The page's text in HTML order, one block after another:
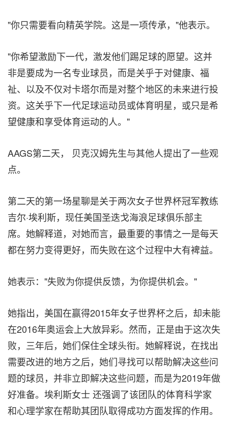
"你只需要看向精英学院。这是一项传承，"他表示。
"你希望激励下一代，激发他们踢足球的愿望。这并
非是要成为一名专业球员，而是关乎于对健康、福
祉、以及不仅对卡塔尔而是对整个地区的未来进行投
资。这关乎下一代足球运动员或体育明星，或只是希
望健康和享受体育运动的人。"
AAGS第二天， 贝克汉姆先生与其他人提出了一些观
点。
第二天的第一场星聊是关于两次女子世界杯冠军教练
吉尔·埃利斯，现任美国圣迭戈海浪足球俱乐部主
席。她解释道，对她而言，最重要的事情之一是每天
都在努力变得更好，而失败在这个过程中大有裨益。
她表示："失败为你提供反馈，为你提供机会。"
她指出，美国在赢得2015年女子世界杯之后，却未能
在2016年奥运会上大放异彩。然而，正是由于这次失
败，三年后，她们保住全球头衔。她解释说，在找出
需要改进的地方之后，她们寻找可以帮助解决这些问
题的球员，并非立即解决这些问题，而是为2019年做
好准备。埃利斯女士 还强调了该团队的体育科学家
和心理学家在帮助其团队取得成功方面发挥的作用。